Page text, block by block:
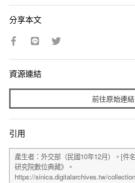
分享本文
資源連結
前往原始連結
引用